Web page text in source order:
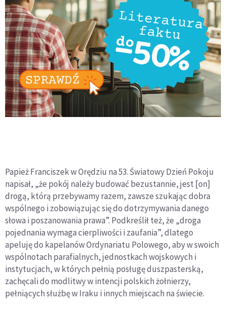
Papież Franciszek w Orędziu na 53. Światowy Dzień Pokoju
napisał, „że pokój należy budować bezustannie, jest [on]
drogą, którą przebywamy razem, zawsze szukając dobra
wspólnego i zobowiązując się do dotrzymywania danego
słowa i poszanowania prawa”. Podkreślił też, że „droga
pojednania wymaga cierpliwości i zaufania”, dlatego
apeluję do kapelanów Ordynariatu Polowego, aby w swoich
wspólnotach parafialnych, jednostkach wojskowych i
instytucjach, w których pełnią posługę duszpasterską,
zachęcali do modlitwy w intencji polskich żołnierzy,
pełniących służbę w Iraku i innych miejscach na świecie.